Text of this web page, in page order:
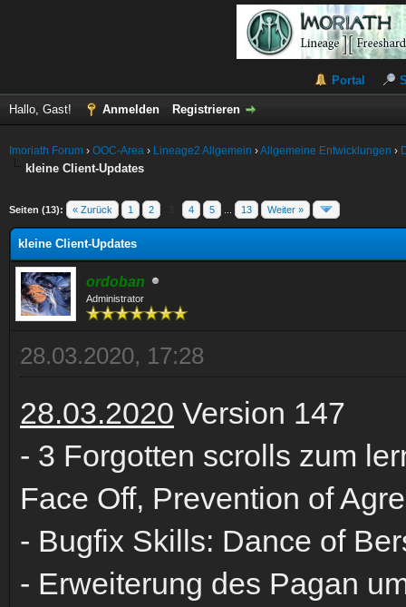
Portal
Hallo, Gast! Anmelden Registrieren
Imoriath Forum › OOC-Area › Lineage2 Allgemein ›Allgemeine Entwicklungen ›
kleine Client-Updates
Seiten (13): « Zurück 1 2 4 5 13 Weiter »
kleine Client-Updates
ordoban
Administrator
28.03.2020, 17:28
28.03.2020 Version 147
- 3 Forgotten scrolls zum
Face Off, Prevention of
- Bugfix Skills: Dance of
- Erweiterung des Pagan